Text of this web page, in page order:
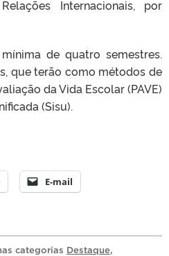
Internacionais, por
de quatro semestres.
que terão como métodos de
da Vida Escolar (PAVE)
(Sisu).
E-mail
categorias Destaque,